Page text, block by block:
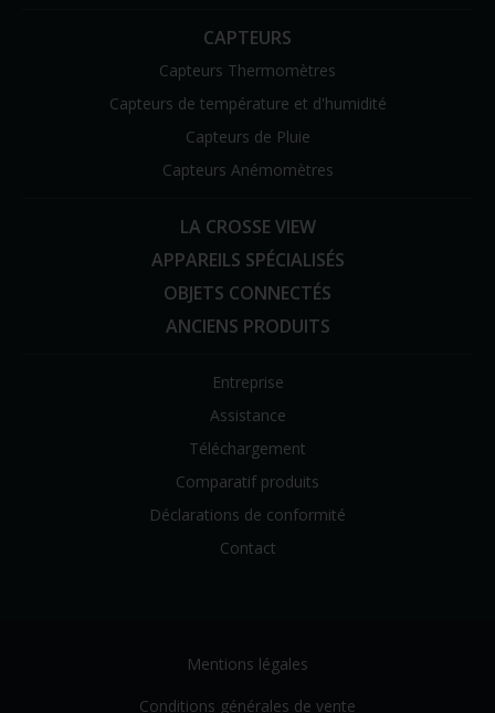
CAPTEURS
Capteurs Thermomètres
Capteurs de température et d'humidité
Capteurs de Pluie
Capteurs Anémomètres
LA CROSSE VIEW
APPAREILS SPÉCIALISÉS
OBJETS CONNECTÉS
ANCIENS PRODUITS
Entreprise
Assistance
Téléchargement
Comparatif produits
Déclarations de conformité
Contact
Mentions légales
Conditions générales de vente